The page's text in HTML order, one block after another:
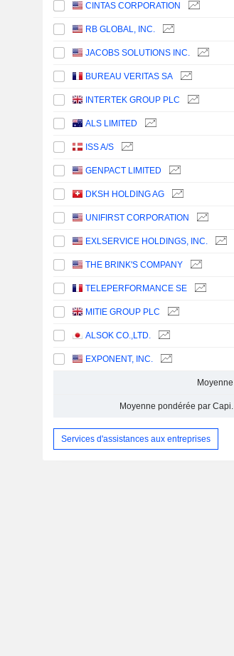
CINTAS CORPORATION
RB GLOBAL, INC.
JACOBS SOLUTIONS INC.
BUREAU VERITAS SA
INTERTEK GROUP PLC
ALS LIMITED
ISS A/S
GENPACT LIMITED
DKSH HOLDING AG
UNIFIRST CORPORATION
EXLSERVICE HOLDINGS, INC.
THE BRINK'S COMPANY
TELEPERFORMANCE SE
MITIE GROUP PLC
ALSOK CO.,LTD.
EXPONENT, INC.
Moyenne
Moyenne pondérée par Capi.
Services d'assistances aux entreprises